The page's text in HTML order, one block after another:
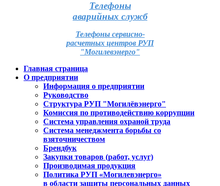
Телефоны
аварийных служб
Телефоны сервисно-
расчетных центров РУП
"Могилевэнерго"
Главная страница
О предприятии
Информация о предприятии
Руководство
Структура РУП "Могилёвэнерго"
Комиссия по противодействию коррупции
Система управления охраной труда
Система менеджмента борьбы со
взяточничеством
Брендбук
Закупки товаров (работ, услуг)
Производимая продукция
Политика РУП «Могилевэнерго»
в области защиты персональных данных